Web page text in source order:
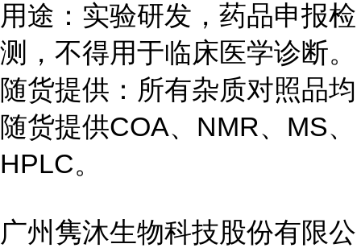
用途：实验研发，药品申报检
测，不得用于临床医学诊断。
随货提供：所有杂质对照品均
随货提供COA、NMR、MS、
HPLC。
广州隽沐生物科技股份有限公